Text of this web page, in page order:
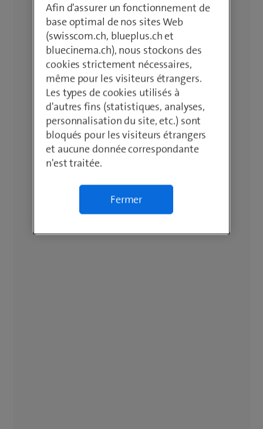
Afin d'assurer un fonctionnement de
base optimal de nos sites Web
(swisscom.ch, blueplus.ch et
bluecinema.ch), nous stockons des
cookies strictement nécessaires,
même pour les visiteurs étrangers.
Les types de cookies utilisés à
d'autres fins (statistiques, analyses,
personnalisation du site, etc.) sont
bloqués pour les visiteurs étrangers
et aucune donnée correspondante
n'est traitée.
Fermer